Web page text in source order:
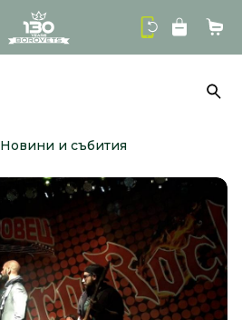
logo
Новини и събития